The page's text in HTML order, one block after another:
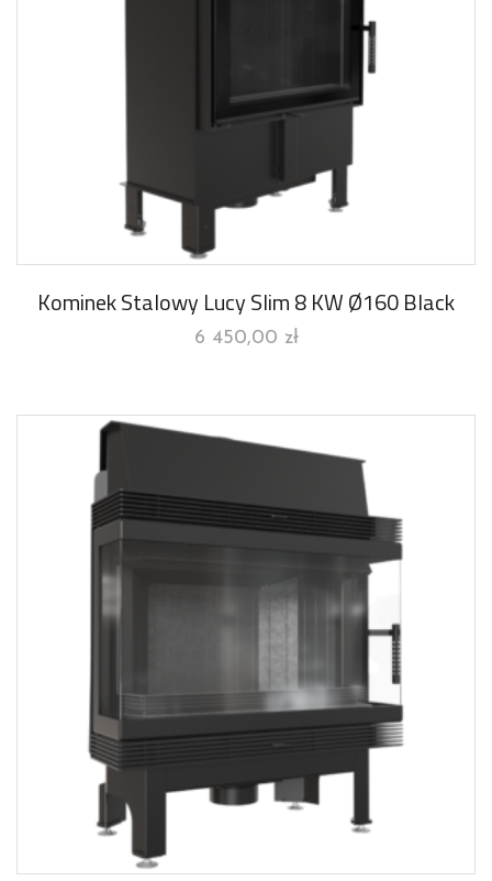
Kominek Stalowy Lucy Slim 8 KW Ø160 Black
6 450,00 zł